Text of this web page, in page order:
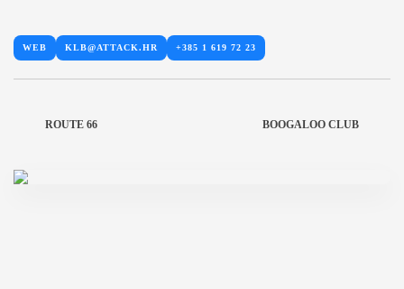
WEB KLB@ATTACK.HR +385 1 619 72 23
ROUTE 66 BOOGALOO CLUB